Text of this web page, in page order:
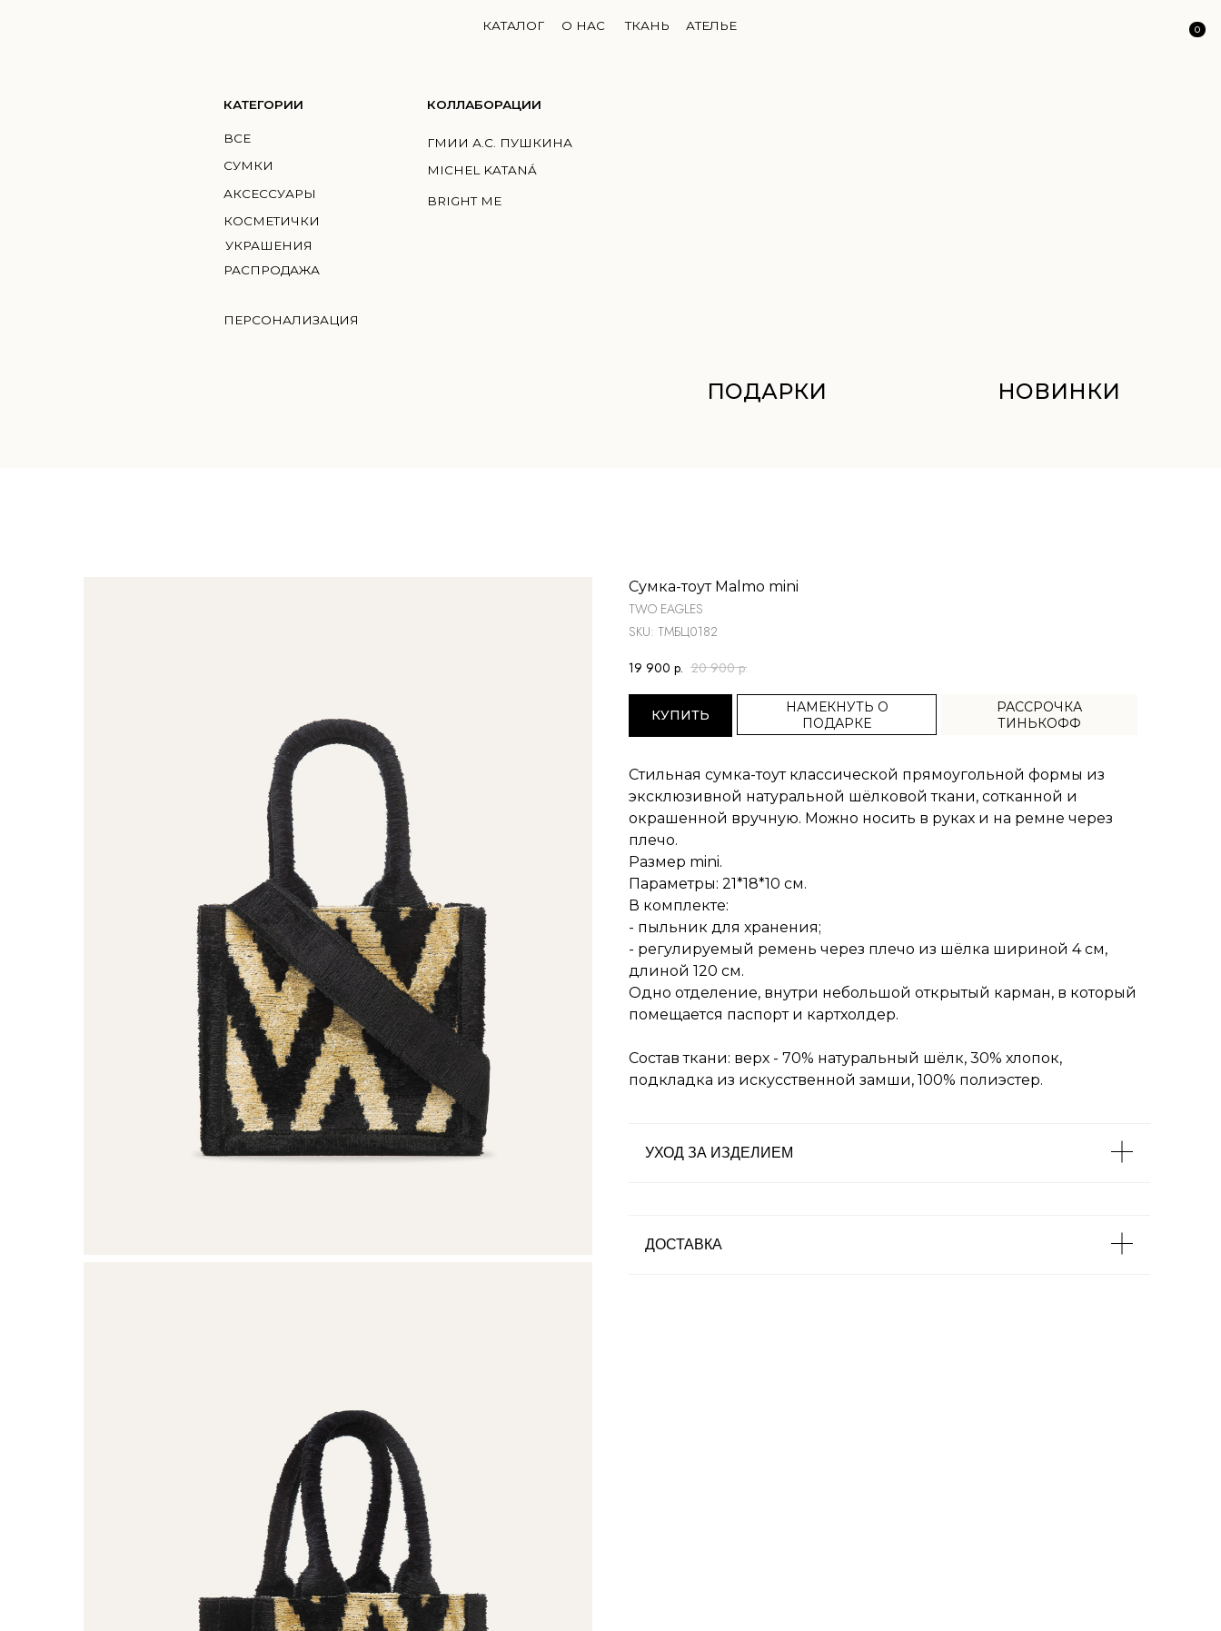
КАТАЛОГ О НАС АТЕЛЬЕ
ТКАНЬ
АКСЕССУАРЫ
КОСМЕТИЧКИ
УКРАШЕНИЯ
РАСПРОДАЖА
MICHEL KATANÁ
BRIGHT ME
Сумка-тоут Malmo mini
TWO EAGLES
SKU: ТМБЦ0182
19 900 р. 20 900 р.
КУПИТЬ
НАМЕКНУТЬ О
ПОДАРКЕ
РАССРОЧКА
ТИНЬКОФФ
Стильная сумка-тоут классической прямоугольной формы из
эксклюзивной натуральной шёлковой ткани, сотканной и
окрашенной вручную. Можно носить в руках и на ремне через
плечо.
Размер mini.
Параметры: 21*18*10 см.
В комплекте:
- пыльник для хранения;
- регулируемый ремень через плечо из шёлка шириной 4 см,
длиной 120 см.
Одно отделение, внутри небольшой открытый карман, в который
помещается паспорт и картхолдер.
Состав ткани: верх - 70% натуральный шёлк, 30% хлопок,
подкладка из искусственной замши, 100% полиэстер.
УХОД ЗА ИЗДЕЛИЕМ
ДОСТАВКА